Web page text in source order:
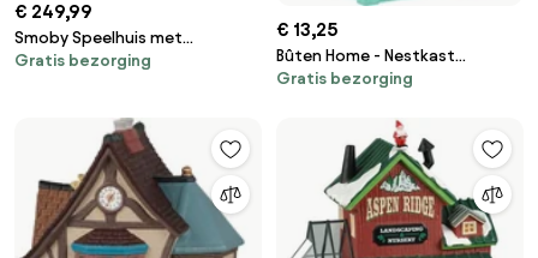
€ 249,99
Smoby Speelhuis met
Modderkeuken -
Gratis bezorging
€ 13,25
Bûten Home - Nestkast
strandhuisje Curaçao - groen -
Gratis bezorging